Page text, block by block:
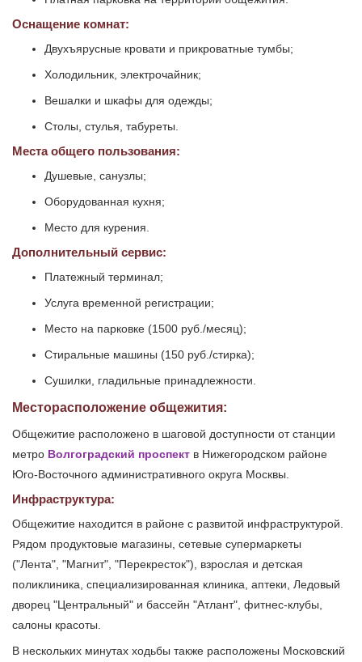
Оснащение комнат:
Двухъярусные кровати и прикроватные тумбы;
Холодильник, электрочайник;
Вешалки и шкафы для одежды;
Столы, стулья, табуреты.
Места общего пользования:
Душевые, санузлы;
Оборудованная кухня;
Место для курения.
Дополнительный сервис:
Платежный терминал;
Услуга временной регистрации;
Место на парковке (1500 руб./месяц);
Стиральные машины (150 руб./стирка);
Сушилки, гладильные принадлежности.
Месторасположение общежития:
Общежитие расположено в шаговой доступности от станции
метро Волгоградский проспект в Нижегородском районе
Юго-Восточного административного округа Москвы.
Инфраструктура:
Общежитие находится в районе с развитой инфраструктурой.
Рядом продуктовые магазины, сетевые супермаркеты
("Лента", "Магнит", "Перекресток"), взрослая и детская
поликлиника, специализированная клиника, аптеки, Ледовый
дворец "Центральный" и бассейн "Атлант", фитнес-клубы,
салоны красоты.
В нескольких минутах ходьбы также расположены Московский